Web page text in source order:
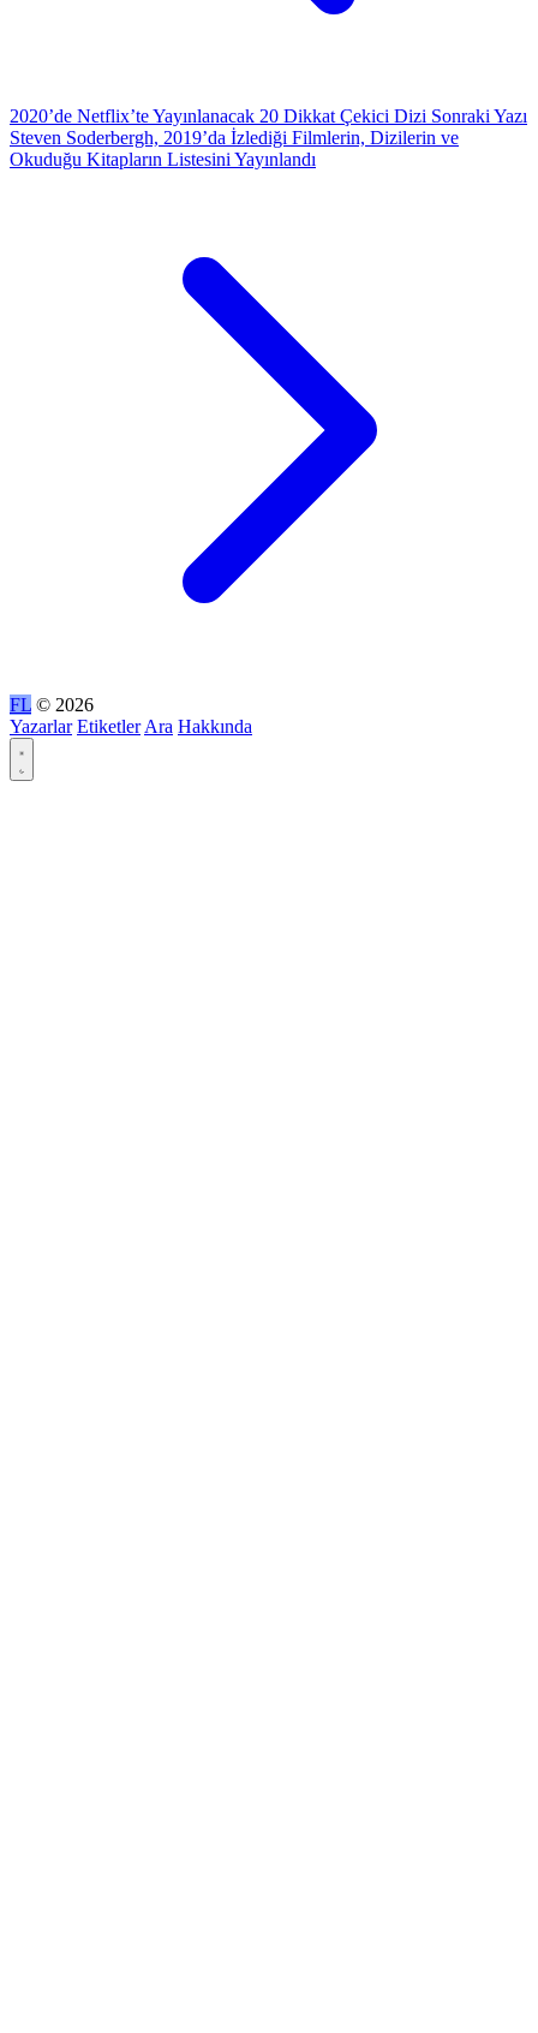
2020’de Netflix’te Yayınlanacak 20 Dikkat Çekici Dizi Sonraki Yazı
Steven Soderbergh, 2019’da İzlediği Filmlerin, Dizilerin ve
Okuduğu Kitapların Listesini Yayınlandı
FL © 2026
Yazarlar Etiketler Ara Hakkında